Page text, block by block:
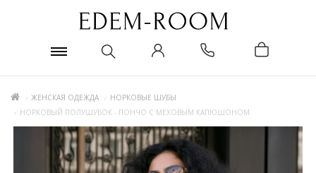
ЖЕНСКАЯ ОДЕЖДА
НОРКОВЫЕ ШУБЫ
НОРКОВЫЙ ПОЛУШУБОК - ПОНЧО С МЕХОВЫМ КАПЮШОНОМ